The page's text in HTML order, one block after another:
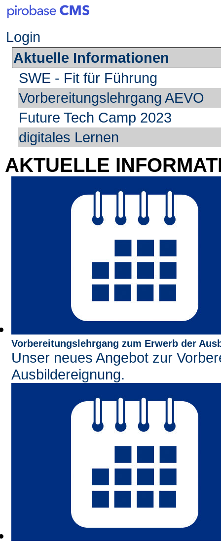
Login
Aktuelle Informationen
SWE - Fit für Führung
Vorbereitungslehrgang AEVO
Future Tech Camp 2023
digitales Lernen
AKTUELLE
Vorbereitungslehrgang zum Erwerb der
Unser neues Angebot zur
Ausbildereignung.